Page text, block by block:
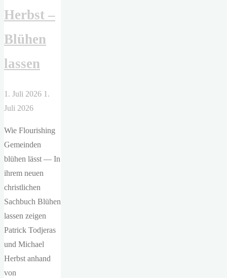
Herbst –
Blühen
lassen
1. Juli 2026 1.
Juli 2026
Wie Flourishing
Gemeinden
blühen lässt — In
ihrem neuen
christlichen
Sachbuch Blühen
lassen zeigen
Patrick Todjeras
und Michael
Herbst anhand
von